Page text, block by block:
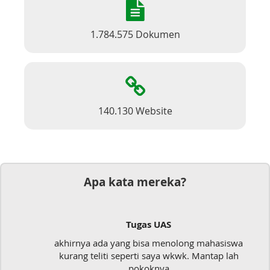
1.784.575 Dokumen
140.130 Website
Apa kata mereka?
mahasiswa
Mudah sekali, tinggal kirim
langsung jadi